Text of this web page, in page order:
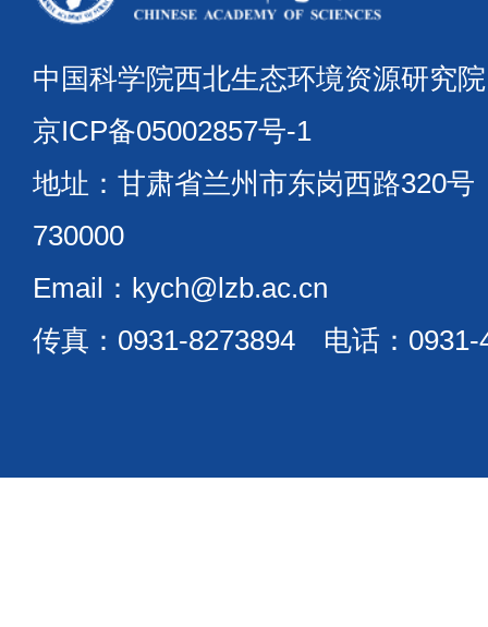
中国科学院西北生态环境资源研
京ICP备05002857号-1
地址：甘肃省兰州市东岗西路
730000
Email：kych@lzb.ac.cn
传真：0931-8273894 电话：0931-